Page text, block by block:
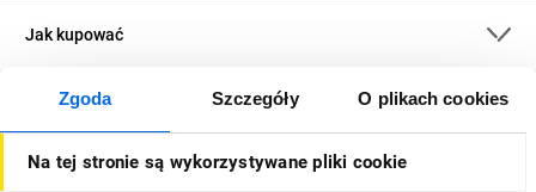
Zgoda Szczegóły O plikach cookies
Na tej stronie są wykorzystywane pliki cookie
Jak kupować
O firmie